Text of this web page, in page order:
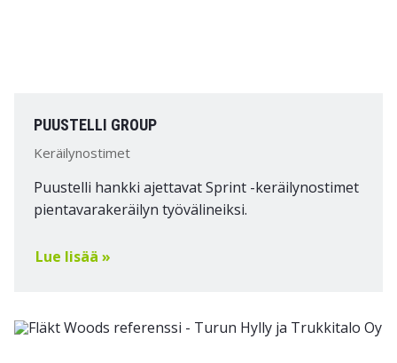
PUUSTELLI GROUP
Keräilynostimet
Puustelli hankki ajettavat Sprint -keräilynostimet
pientavarakeräilyn työvälineiksi.
Lue lisää »